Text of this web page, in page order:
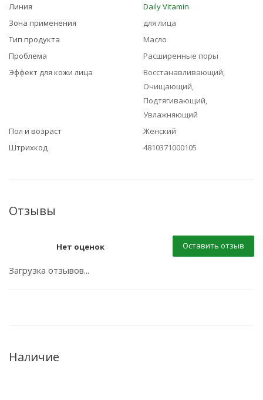
Линия
Daily Vitamin
Зона применения
для лица
Тип продукта
Масло
Проблема
Расширенные поры
Эффект для кожи лица
Восстанавливающий,
Очищающий,
Подтягивающий,
Увлажняющий
Пол и возраст
Женский
Штрихкод
4810371000105
Отзывы
Нет оценок Оставить отзыв
Загрузка отзывов...
Наличие